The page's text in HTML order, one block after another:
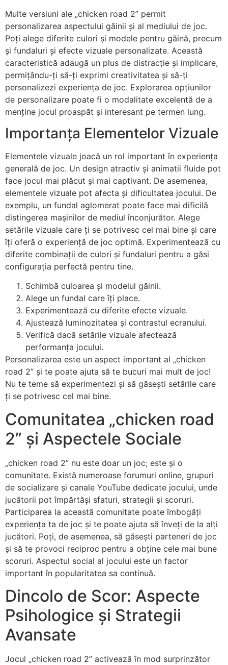
Multe versiuni ale „chicken road 2” permit
personalizarea aspectului găinii și al mediului de joc.
Poți alege diferite culori și modele pentru găină, precum
și fundaluri și efecte vizuale personalizate. Această
caracteristică adaugă un plus de distracție și implicare,
permițându-ți să-ți exprimi creativitatea și să-ți
personalizezi experiența de joc. Explorarea opțiunilor
de personalizare poate fi o modalitate excelentă de a
menține jocul proaspăt și interesant pe termen lung.
Importanța Elementelor Vizuale
Elementele vizuale joacă un rol important în experiența
generală de joc. Un design atractiv și animatii fluide pot
face jocul mai plăcut și mai captivant. De asemenea,
elementele vizuale pot afecta și dificultatea jocului. De
exemplu, un fundal aglomerat poate face mai dificilă
distingerea mașinilor de mediul înconjurător. Alege
setările vizuale care ți se potrivesc cel mai bine și care
îți oferă o experiență de joc optimă. Experimentează cu
diferite combinații de culori și fundaluri pentru a găsi
configurația perfectă pentru tine.
Schimbă culoarea și modelul găinii.
Alege un fundal care îți place.
Experimentează cu diferite efecte vizuale.
Ajustează luminozitatea și contrastul ecranului.
Verifică dacă setările vizuale afectează
performanța jocului.
Personalizarea este un aspect important al „chicken
road 2” și te poate ajuta să te bucuri mai mult de joc!
Nu te teme să experimentezi și să găsești setările care
ți se potrivesc cel mai bine.
Comunitatea „chicken road
2” și Aspectele Sociale
„chicken road 2” nu este doar un joc; este și o
comunitate. Există numeroase forumuri online, grupuri
de socializare și canale YouTube dedicate jocului, unde
jucătorii pot împărtăși sfaturi, strategii și scoruri.
Participarea la această comunitate poate îmbogăți
experiența ta de joc și te poate ajuta să înveți de la alți
jucători. Poți, de asemenea, să găsești parteneri de joc
și să te provoci reciproc pentru a obține cele mai bune
scoruri. Aspectul social al jocului este un factor
important în popularitatea sa continuă.
Dincolo de Scor: Aspecte
Psihologice și Strategii
Avansate
Jocul „chicken road 2” activează în mod surprinzător